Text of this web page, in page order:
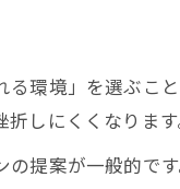
アップ
ト
環境」を選ぶこ
しにくくなります
提案が一般的で